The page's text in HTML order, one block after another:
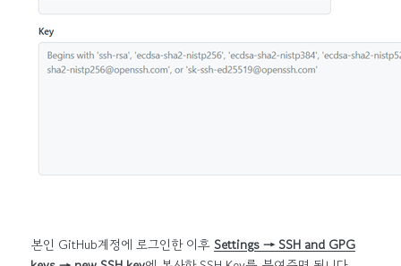
본인 GitHub계정에 로그인한 이후Settings → SSH and GPG